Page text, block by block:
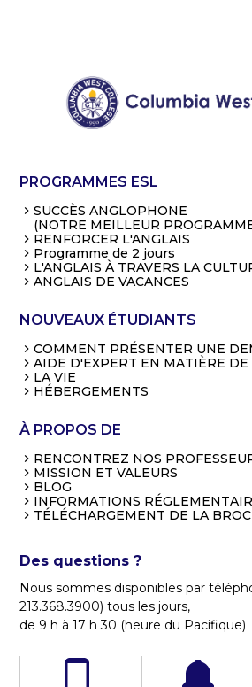
PROGRAMMES ESL
SUCCÈS ANGLOPHONE
(NOTRE MEILLEUR
RENFORCER L'ANGLAIS
Programme de 2 jours
L'ANGLAIS À TRAVERS LA
ANGLAIS DE VACANCES
NOUVEAUX ÉTUDIANTS
COMMENT PRÉSENTER UNE
AIDE D'EXPERT EN MATIÈRE DE
LA VIE
HÉBERGEMENTS
À PROPOS DE
RENCONTREZ NOS
MISSION ET VALEURS
BLOG
INFORMATIONS
TÉLÉCHARGEMENT DE LA
Des questions ?
Nous sommes disponibles par
213.368.3900) tous les jours,
de 9 h à 17 h 30 (heure du Pacifique)